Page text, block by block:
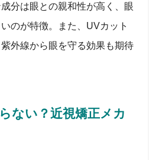
分は眼との親和性が高く、眼
のが特徴。また、UVカット
外線から眼を守る効果も期待
ない？近視矯正メカ